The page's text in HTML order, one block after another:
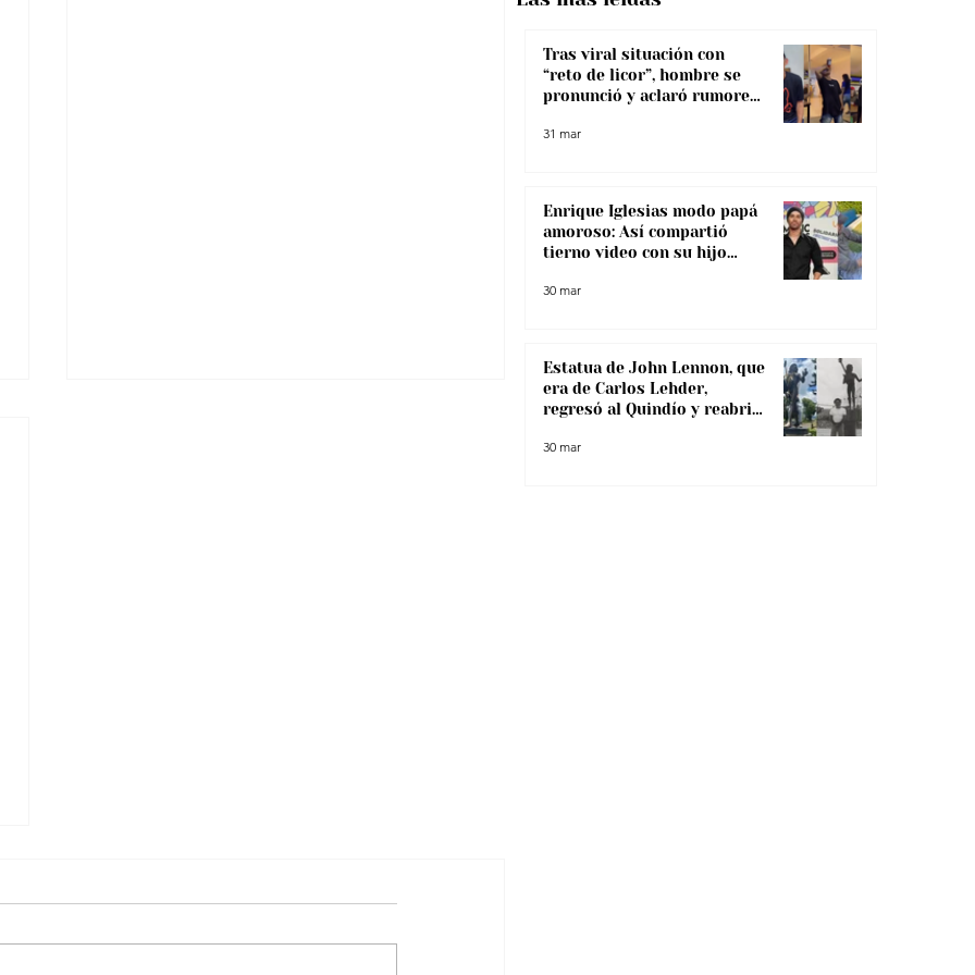
Tras viral situación con
“reto de licor”, hombre se
pronunció y aclaró rumores
31 mar
Enrique Iglesias modo papá
amoroso: Así compartió
tierno video con su hijo
30 mar
Estatua de John Lennon, que
era de Carlos Lehder,
regresó al Quindío y reabrió
narcotráfico
30 mar